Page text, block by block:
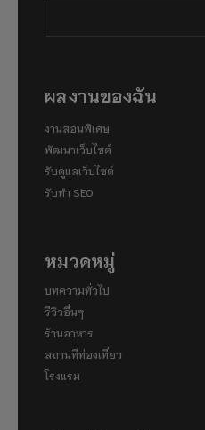
ผลงานของฉัน
งานสอนพิเศษ
พัฒนาเว็บไซต์
รับดูแลเว็บไซต์
รับทำ SEO
หมวดหมู่
บทความทั่วไป
รีวิวอื่นๆ
ร้านอาหาร
สถานที่ท่องเที่ยว
โรงแรม